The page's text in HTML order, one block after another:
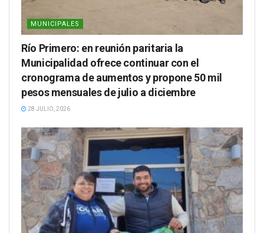
MUNICIPALES
Río Primero: en reunión paritaria la
Municipalidad ofrece continuar con el
cronograma de aumentos y propone 50 mil
pesos mensuales de julio a diciembre
28 JULIO, 2026